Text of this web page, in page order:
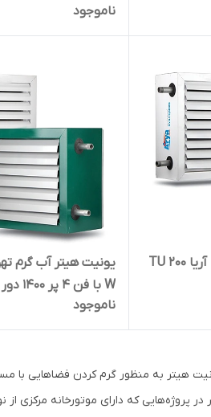
ناموجود
یونیت هیتر آب گرم تهویه آریا TU 200
W با فن 4 پر 1400 دور
ناموجود
به منظور گرم کردن فضاهایی با مساحت
پروژه‌هایی که دارای موتورخانه مرکزی